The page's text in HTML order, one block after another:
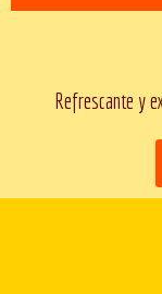
Refrescante y